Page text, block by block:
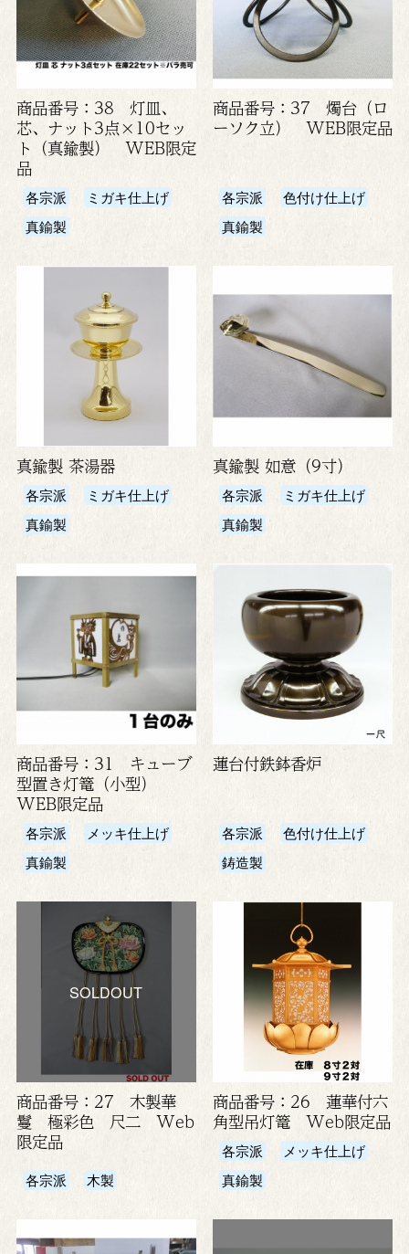
商品番号：38 灯皿、
芯、ナット3点×10セッ
ト（真鍮製） WEB限定
品
各宗派
ミガキ仕上げ
真鍮製
商品番号：37 燭台（ロ
ーソク立） WEB限定品
各宗派
色付け仕上げ
真鍮製
真鍮製 茶湯器
各宗派
ミガキ仕上げ
真鍮製
真鍮製 如意（9寸）
各宗派
ミガキ仕上げ
真鍮製
商品番号：31 キューブ
型置き灯篭（小型）
WEB限定品
各宗派
メッキ仕上げ
真鍮製
蓮台付鉄鉢香炉
各宗派
色付け仕上げ
鋳造製
SOLDOUT
商品番号：27 木製華
鬘 極彩色 尺二 Web
限定品
各宗派 木製
商品番号：26 蓮華付六
角型吊灯篭 Web限定品
各宗派
メッキ仕上げ
真鍮製